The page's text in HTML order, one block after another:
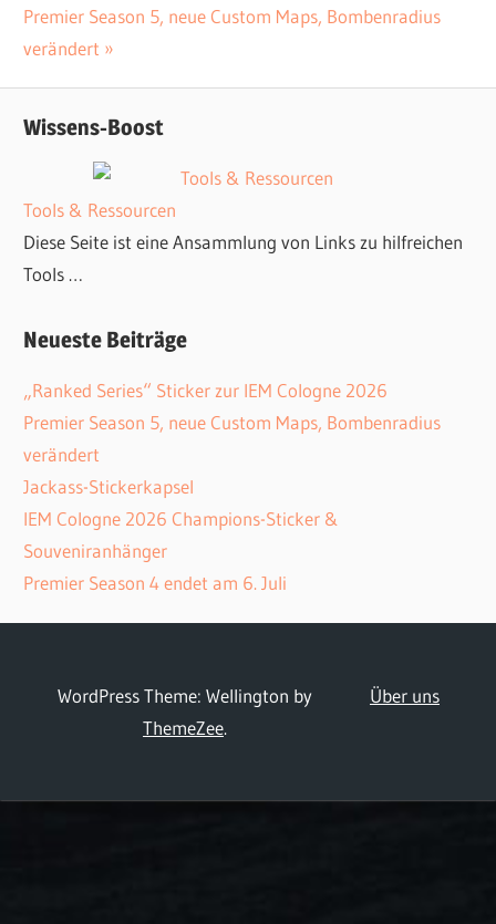
Navigation
Nächster
Beitrag:
Premier Season 5, neue Custom Maps, Bombenradius
verändert
Wissens-Boost
Tools & Ressourcen
Diese Seite ist eine Ansammlung von Links zu hilfreichen
Tools …
Neueste Beiträge
„Ranked Series“ Sticker zur IEM Cologne 2026
Premier Season 5, neue Custom Maps, Bombenradius
verändert
Jackass-Stickerkapsel
IEM Cologne 2026 Champions-Sticker &
Souveniranhänger
Premier Season 4 endet am 6. Juli
Über uns
WordPress Theme: Wellington by
ThemeZee.